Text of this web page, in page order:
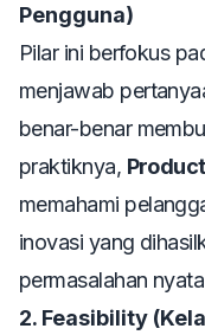
Pengguna)
Pilar ini berfokus
menjawab
benar-benar
praktiknya,
memahami
inovasi yang
permasalahan
2. Feasibility